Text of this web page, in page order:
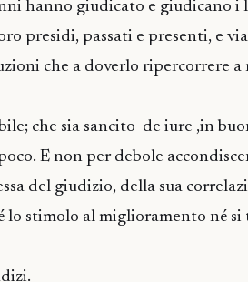
hanno giudicato e giudicano i
presidi, passati e presenti, e
che a doverlo ripercorrere
che sia sancito de iure ,in
E non per debole
del giudizio, della sua
lo stimolo al miglioramento né